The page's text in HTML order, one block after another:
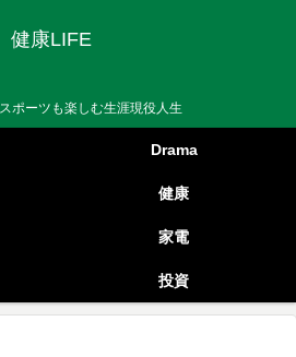
健康LIFE
ポーツも楽しむ生涯現役人生
Drama
健康
家電
投資